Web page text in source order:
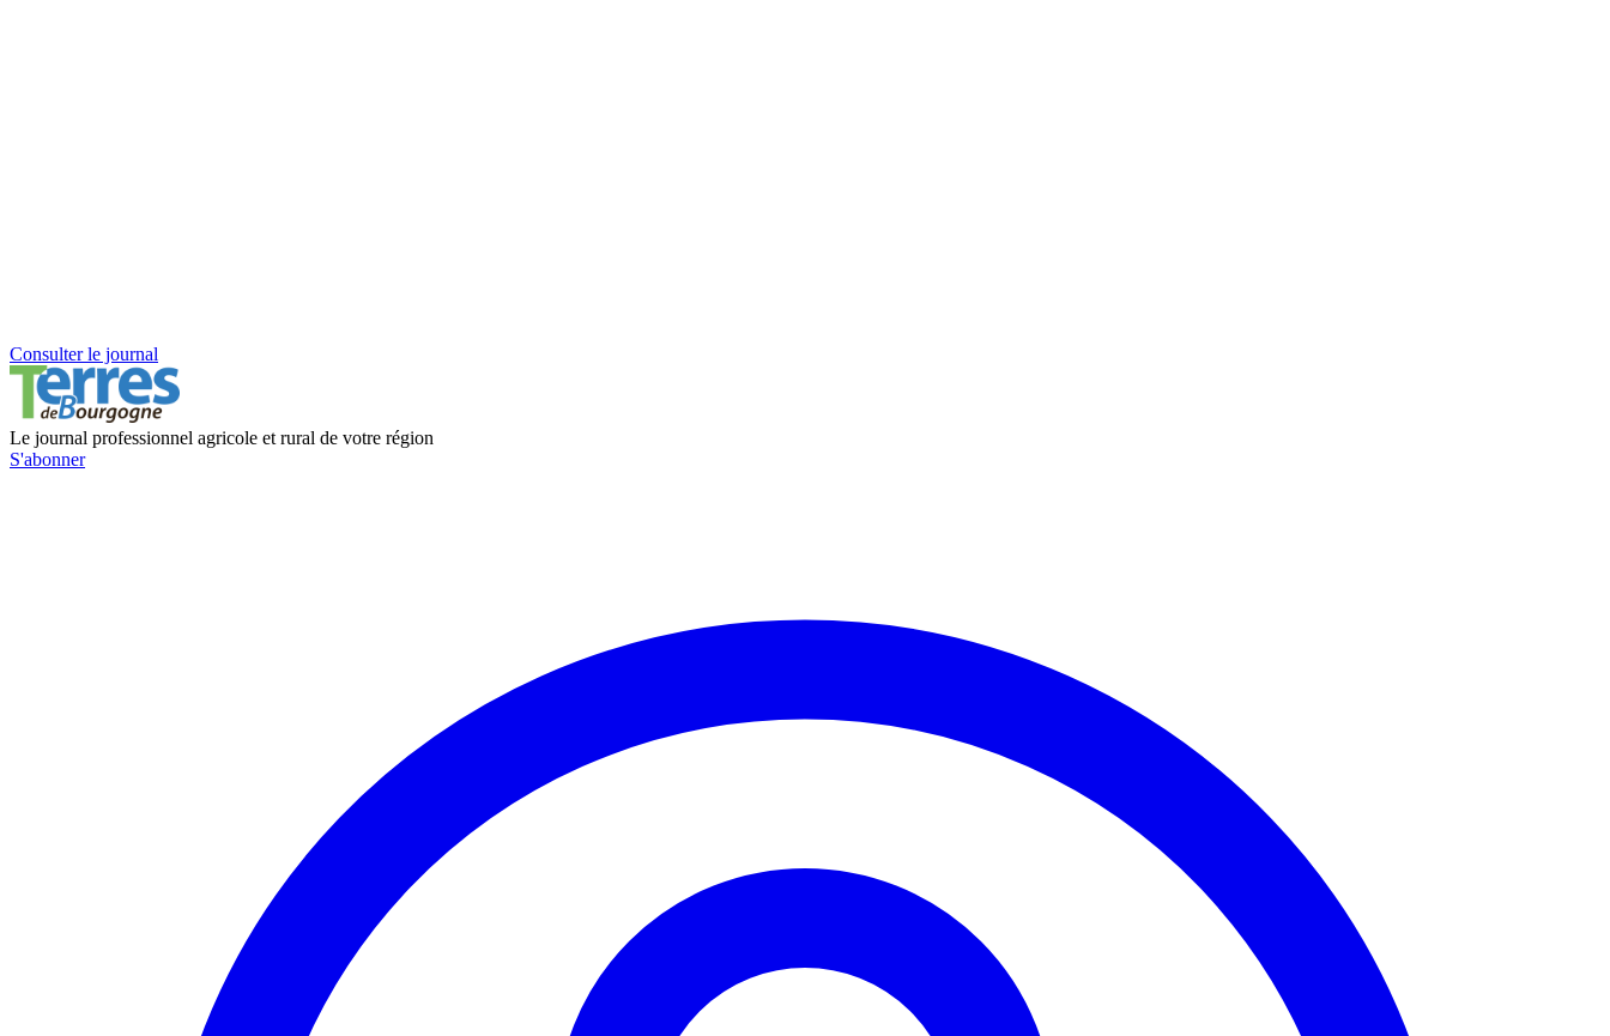
Consulter le journal
Le journal professionnel agricole et rural de votre région
S'abonner